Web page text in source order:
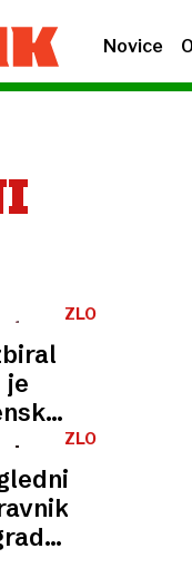
Novice
ZLOGLASNI
je
v
ZLOGLASNI
MORILCI